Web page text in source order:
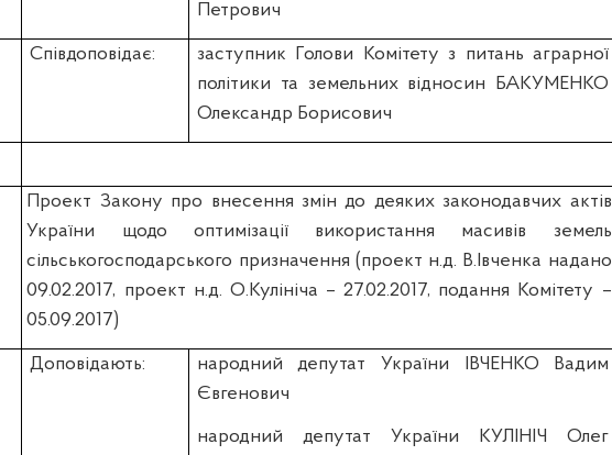
Петрович
Співдоповідає:
заступник Голови Комітету з питань аграрної
політики та земельних відносин БАКУМЕНКО
Олександр Борисович
Проект Закону про внесення змін до деяких законодавчих актів
України щодо оптимізації використання масивів земель
сільськогосподарського призначення (проект н.д. В.Івченка надано
09.02.2017, проект н.д. О.Кулініча – 27.02.2017, подання Комітету –
05.09.2017)
Доповідають:
народний депутат України ІВЧЕНКО Вадим
Євгенович
народний депутат України КУЛІНІЧ Олег